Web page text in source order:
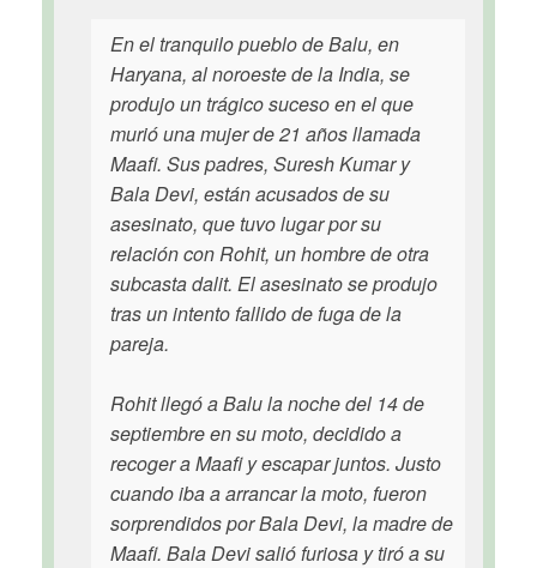
En el tranquilo pueblo de Balu, en
Haryana, al noroeste de la India, se
produjo un trágico suceso en el que
murió una mujer de 21 años llamada
Maafi. Sus padres, Suresh Kumar y
Bala Devi, están acusados de su
asesinato, que tuvo lugar por su
relación con Rohit, un hombre de otra
subcasta dalit. El asesinato se produjo
tras un intento fallido de fuga de la
pareja.
Rohit llegó a Balu la noche del 14 de
septiembre en su moto, decidido a
recoger a Maafi y escapar juntos. Justo
cuando iba a arrancar la moto, fueron
sorprendidos por Bala Devi, la madre de
Maafi. Bala Devi salió furiosa y tiró a su